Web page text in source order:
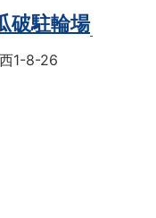
破駐輪場
1-8-26